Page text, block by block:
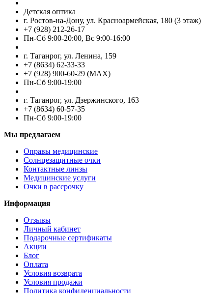
Детская оптика
г. Ростов-на-Дону, ул. Красноармейская, 180 (3 этаж)
+7 (928) 212-26-17
Пн-Cб 9:00-20:00, Вс 9:00-16:00
г. Таганрог, ул. Ленина, 159
+7 (8634) 62-33-33
+7 (928) 900-60-29 (MAX)
Пн-Cб 9:00-19:00
г. Таганрог, ул. Дзержинского, 163
+7 (8634) 60-57-35
Пн-Сб 9:00-19:00
Мы предлагаем
Оправы медицинские
Солнцезащитные очки
Контактные линзы
Медицинские услуги
Очки в рассрочку
Информация
Отзывы
Личный кабинет
Подарочные сертификаты
Акции
Блог
Оплата
Условия возврата
Условия продажи
Политика конфиденциальности